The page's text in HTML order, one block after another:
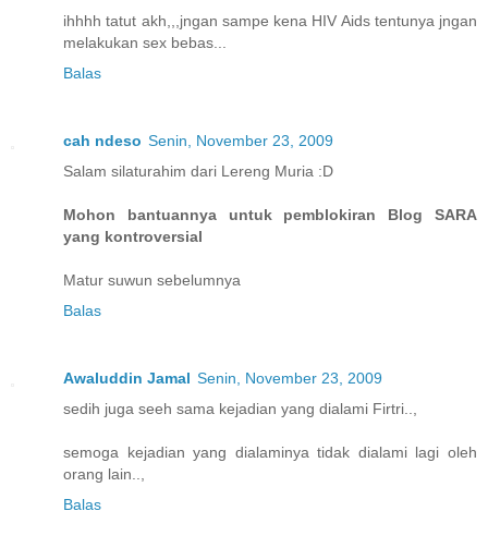
ihhhh tatut akh,,,jngan sampe kena HIV Aids tentunya jngan
melakukan sex bebas...
Balas
cah ndeso Senin, November 23, 2009
Salam silaturahim dari Lereng Muria :D
Mohon bantuannya untuk pemblokiran Blog SARA
yang kontroversial
Matur suwun sebelumnya
Balas
Awaluddin Jamal Senin, November 23, 2009
sedih juga seeh sama kejadian yang dialami Firtri..,
semoga kejadian yang dialaminya tidak dialami lagi oleh
orang lain..,
Balas